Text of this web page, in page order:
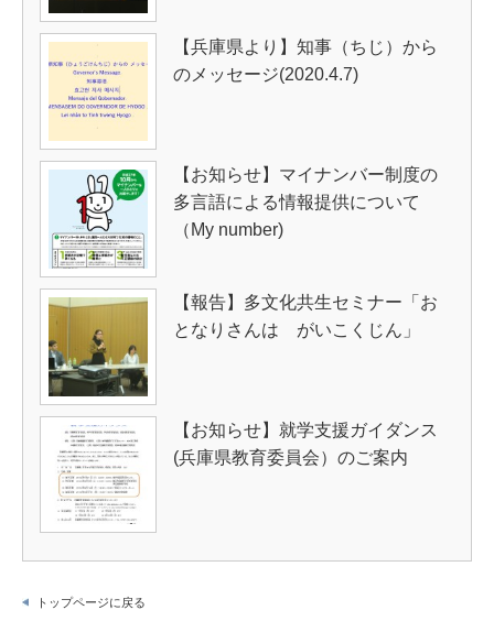
【兵庫県より】知事（ちじ）から
のメッセージ(2020.4.7)
【お知らせ】マイナンバー制度の
多言語による情報提供について
（My number)
【報告】多文化共生セミナー「お
となりさんは がいこくじん」
【お知らせ】就学支援ガイダンス
(兵庫県教育委員会）のご案内
トップページに戻る